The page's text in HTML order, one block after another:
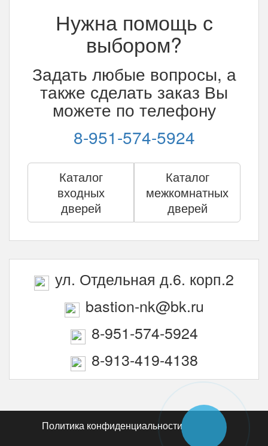
Нужна помощь с
выбором?
Задать любые вопросы, а
также сделать заказ Вы
можете по телефону
8-951-574-5924
Каталог
входных
дверей
Каталог
межкомнатных
дверей
ул. Отдельная д.6. корп.2
bastion-nk@bk.ru
8-951-574-5924
8-913-419-4138
Политика конфиденциальности